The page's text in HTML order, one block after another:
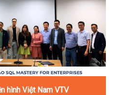
hình Việt Nam VTV